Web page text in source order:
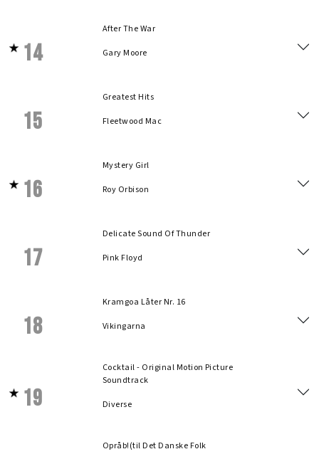
14
After The War
Gary Moore
15
Greatest Hits
Fleetwood Mac
16
Mystery Girl
Roy Orbison
17
Delicate Sound Of Thunder
Pink Floyd
18
Kramgoa Låter Nr. 16
Vikingarna
19
Cocktail - Original Motion Picture
Soundtrack
Diverse
Opråb!(til Det Danske Folk